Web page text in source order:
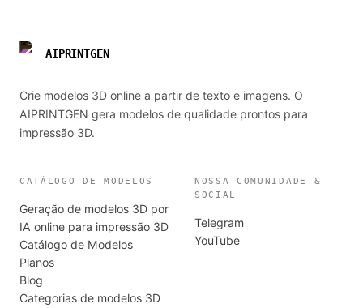
AIPRINTGEN
Crie modelos 3D online a partir de texto e imagens. O
AIPRINTGEN gera modelos de qualidade prontos para
impressão 3D.
CATÁLOGO DE MODELOS
Geração de modelos 3D por
IA online para impressão 3D
Catálogo de Modelos
Planos
Blog
Categorias de modelos 3D
NOSSA COMUNIDADE &
SOCIAL
Telegram
YouTube